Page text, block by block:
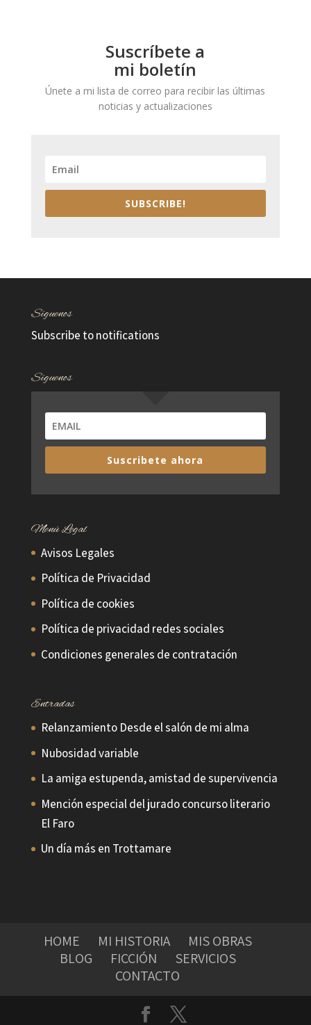
Suscríbete a
mi boletín
Únete a mi lista de correo para recibir las últimas
noticias y actualizaciones
SUBSCRIBE!
Síguenos
Subscribe to notifications
Síguenos
Suscribete ahora
Menú Legal
Avisos Legales
Política de Privacidad
Política de cookies
Política de privacidad redes sociales
Condiciones generales de contratación
Entradas
Relanzamiento Desde el salón de mi alma
Nubosidad variable
La amiga estupenda, amistad de supervivencia
Mención especial del jurado concurso literario
El Faro
Un día más en Trottamare
HOME MI HISTORIA
MIS OBRAS
BLOG
FICCIÓN
SERVICIOS
CONTACTO